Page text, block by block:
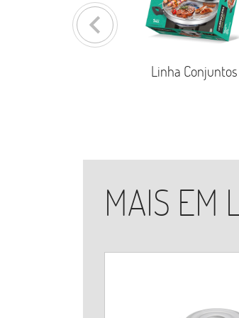
keyboard_arrow_left
Linha Color Cereja
MAIS EM